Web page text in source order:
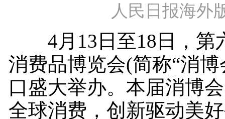
人民日报海外
4月13日至18日，第
消费品博览会(简称“消
口盛大举办。本届消博
全球消费，创新驱动美